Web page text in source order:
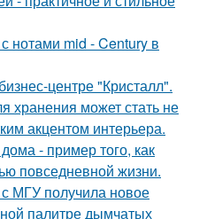
нотами mid - Century в
центре "Кристалл".
может стать не
акцентом интерьера.
- пример того, как
повседневной жизни.
МГУ получила новое
палитре дымчатых